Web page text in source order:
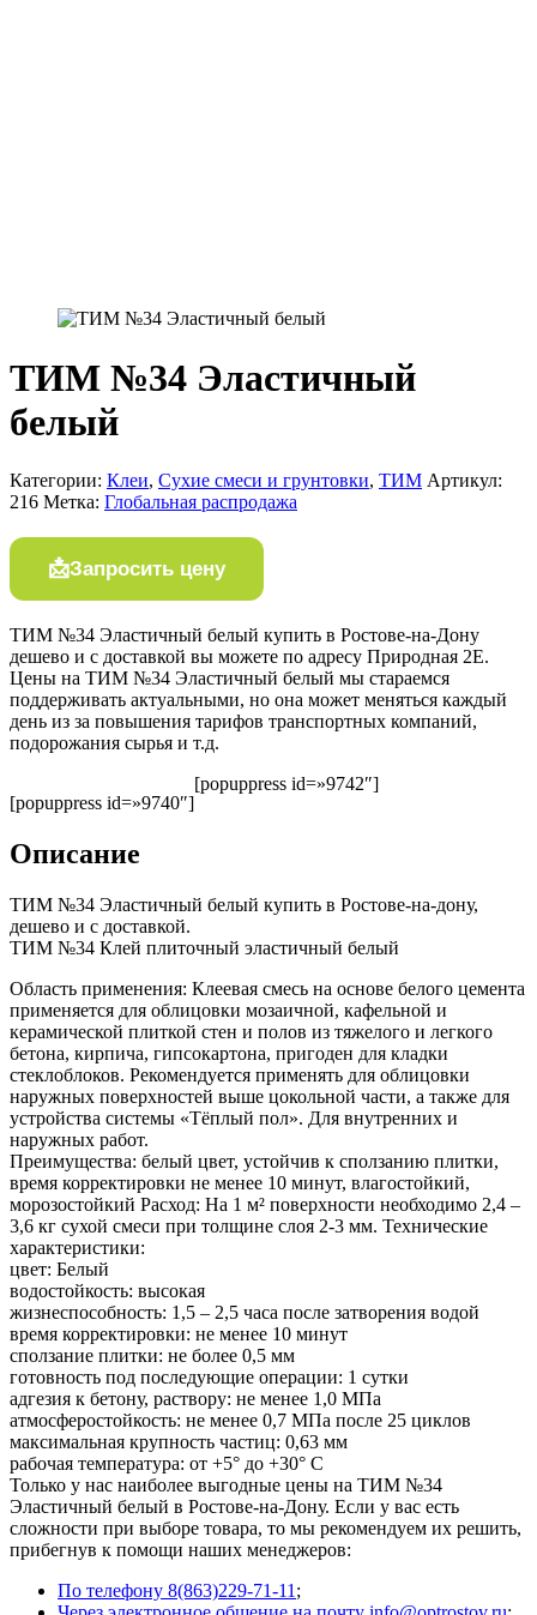
ТИМ №34 Эластичный
белый
Категории: Клеи, Сухие смеси и грунтовки, ТИМ Артикул:
216 Метка: Глобальная распродажа
Запросить цену
ТИМ №34 Эластичный белый купить в Ростове-на-Дону
дешево и с доставкой вы можете по адресу Природная 2Е.
Цены на ТИМ №34 Эластичный белый мы стараемся
поддерживать актуальными, но она может меняться каждый
день из за повышения тарифов транспортных компаний,
подорожания сырья и т.д.
[popuppress id=»9740″]
[popuppress id=»9742″]
Описание
ТИМ №34 Эластичный белый купить в Ростове-на-дону,
дешево и с доставкой.
ТИМ №34 Клей плиточный эластичный белый
Область применения: Клеевая смесь на основе белого цемента
применяется для облицовки мозаичной, кафельной и
керамической плиткой стен и полов из тяжелого и легкого
бетона, кирпича, гипсокартона, пригоден для кладки
стеклоблоков. Рекомендуется применять для облицовки
наружных поверхностей выше цокольной части, а также для
устройства системы «Тёплый пол». Для внутренних и
наружных работ.
Преимущества: белый цвет, устойчив к сползанию плитки,
время корректировки не менее 10 минут, влагостойкий,
морозостойкий Расход: На 1 м² поверхности необходимо 2,4 –
3,6 кг сухой смеси при толщине слоя 2-3 мм. Технические
характеристики:
цвет: Белый
водостойкость: высокая
жизнеспособность: 1,5 – 2,5 часа после затворения водой
время корректировки: не менее 10 минут
сползание плитки: не более 0,5 мм
готовность под последующие операции: 1 сутки
адгезия к бетону, раствору: не менее 1,0 МПа
атмосферостойкость: не менее 0,7 МПа после 25 циклов
максимальная крупность частиц: 0,63 мм
рабочая температура: от +5° до +30° C
Только у нас наиболее выгодные цены на ТИМ №34
Эластичный белый в Ростове-на-Дону. Если у вас есть
сложности при выборе товара, то мы рекомендуем их решить,
прибегнув к помощи наших менеджеров:
По телефону 8(863)229-71-11 ;